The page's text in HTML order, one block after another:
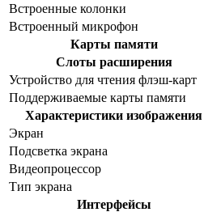
Встроенные колонки
Встроенный микрофон
Карты памяти
Слоты расширения
Устройство для чтения флэш-карт
Поддерживаемые карты памяти
Характеристики изображения
Экран
Подсветка экрана
Видеопроцессор
Тип экрана
Интерфейсы